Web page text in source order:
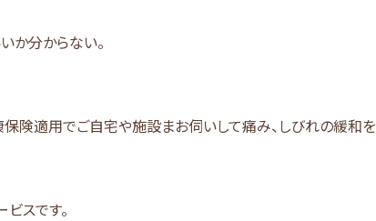
か分からない。
保険適用でご自宅や施設まお伺いして痛み、しびれの緩和を
スです。